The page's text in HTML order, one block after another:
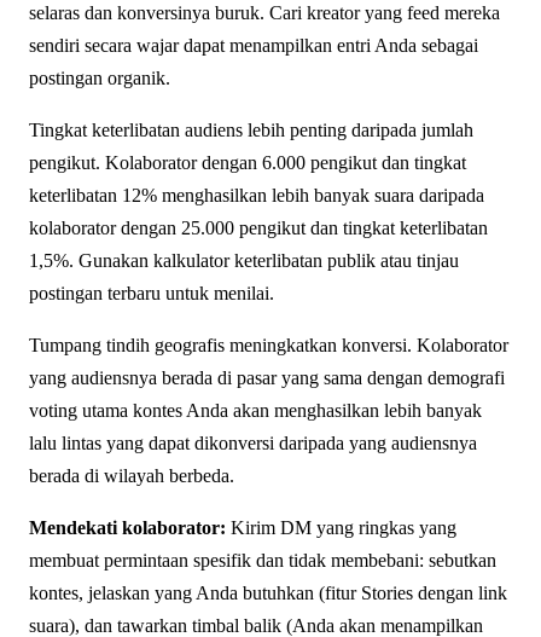
selaras dan konversinya buruk. Cari kreator yang feed mereka
sendiri secara wajar dapat menampilkan entri Anda sebagai
postingan organik.
Tingkat keterlibatan audiens lebih penting daripada jumlah
pengikut. Kolaborator dengan 6.000 pengikut dan tingkat
keterlibatan 12% menghasilkan lebih banyak suara daripada
kolaborator dengan 25.000 pengikut dan tingkat keterlibatan
1,5%. Gunakan kalkulator keterlibatan publik atau tinjau
postingan terbaru untuk menilai.
Tumpang tindih geografis meningkatkan konversi. Kolaborator
yang audiensnya berada di pasar yang sama dengan demografi
voting utama kontes Anda akan menghasilkan lebih banyak
lalu lintas yang dapat dikonversi daripada yang audiensnya
berada di wilayah berbeda.
Mendekati kolaborator: Kirim DM yang ringkas yang
membuat permintaan spesifik dan tidak membebani: sebutkan
kontes, jelaskan yang Anda butuhkan (fitur Stories dengan link
suara), dan tawarkan timbal balik (Anda akan menampilkan